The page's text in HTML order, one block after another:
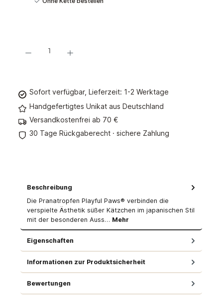
Sofort verfügbar, Lieferzeit: 1-2 Werktage
Handgefertigtes Unikat aus Deutschland
Versandkostenfrei ab 70 €
30 Tage Rückgaberecht · sichere Zahlung
Beschreibung
Die Pranatropfen Playful Paws® verbinden die
verspielte Ästhetik süßer Kätzchen im japanischen Stil
mit der besonderen Auss… Mehr
Eigenschaften
Informationen zur Produktsicherheit
Bewertungen